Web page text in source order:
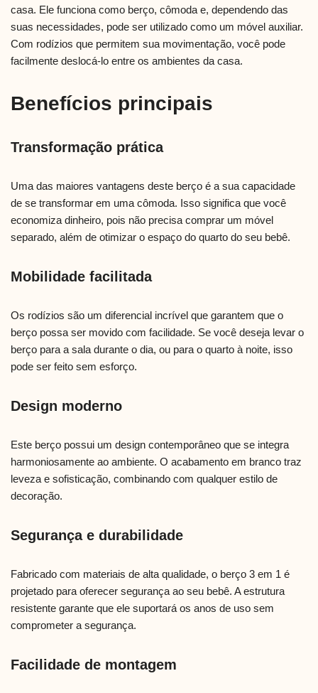
casa. Ele funciona como berço, cômoda e, dependendo das
suas necessidades, pode ser utilizado como um móvel auxiliar.
Com rodízios que permitem sua movimentação, você pode
facilmente deslocá-lo entre os ambientes da casa.
Benefícios principais
Transformação prática
Uma das maiores vantagens deste berço é a sua capacidade
de se transformar em uma cômoda. Isso significa que você
economiza dinheiro, pois não precisa comprar um móvel
separado, além de otimizar o espaço do quarto do seu bebê.
Mobilidade facilitada
Os rodízios são um diferencial incrível que garantem que o
berço possa ser movido com facilidade. Se você deseja levar o
berço para a sala durante o dia, ou para o quarto à noite, isso
pode ser feito sem esforço.
Design moderno
Este berço possui um design contemporâneo que se integra
harmoniosamente ao ambiente. O acabamento em branco traz
leveza e sofisticação, combinando com qualquer estilo de
decoração.
Segurança e durabilidade
Fabricado com materiais de alta qualidade, o berço 3 em 1 é
projetado para oferecer segurança ao seu bebê. A estrutura
resistente garante que ele suportará os anos de uso sem
comprometer a segurança.
Facilidade de montagem